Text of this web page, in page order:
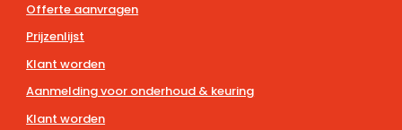
Offerte aanvragen
Prijzenlijst
Klant worden
Aanmelding voor onderhoud & keuring
Klant worden